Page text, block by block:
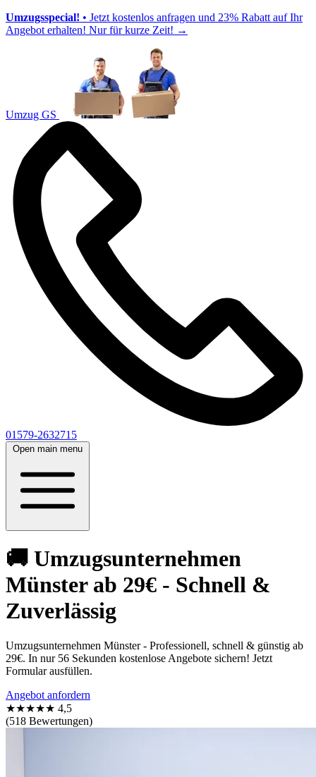
Umzugsspecial! • Jetzt kostenlos anfragen und 23% Rabatt auf Ihr
Angebot erhalten! Nur für kurze Zeit! →
Umzug GS
01579-2632715
Open main menu
🚚 Umzugsunternehmen
Münster ab 29€ - Schnell &
Zuverlässig
Umzugsunternehmen Münster - Professionell, schnell & günstig ab
29€. In nur 56 Sekunden kostenlose Angebote sichern! Jetzt
Formular ausfüllen.
Angebot anfordern
★★★★★ 4,5
(518 Bewertungen)